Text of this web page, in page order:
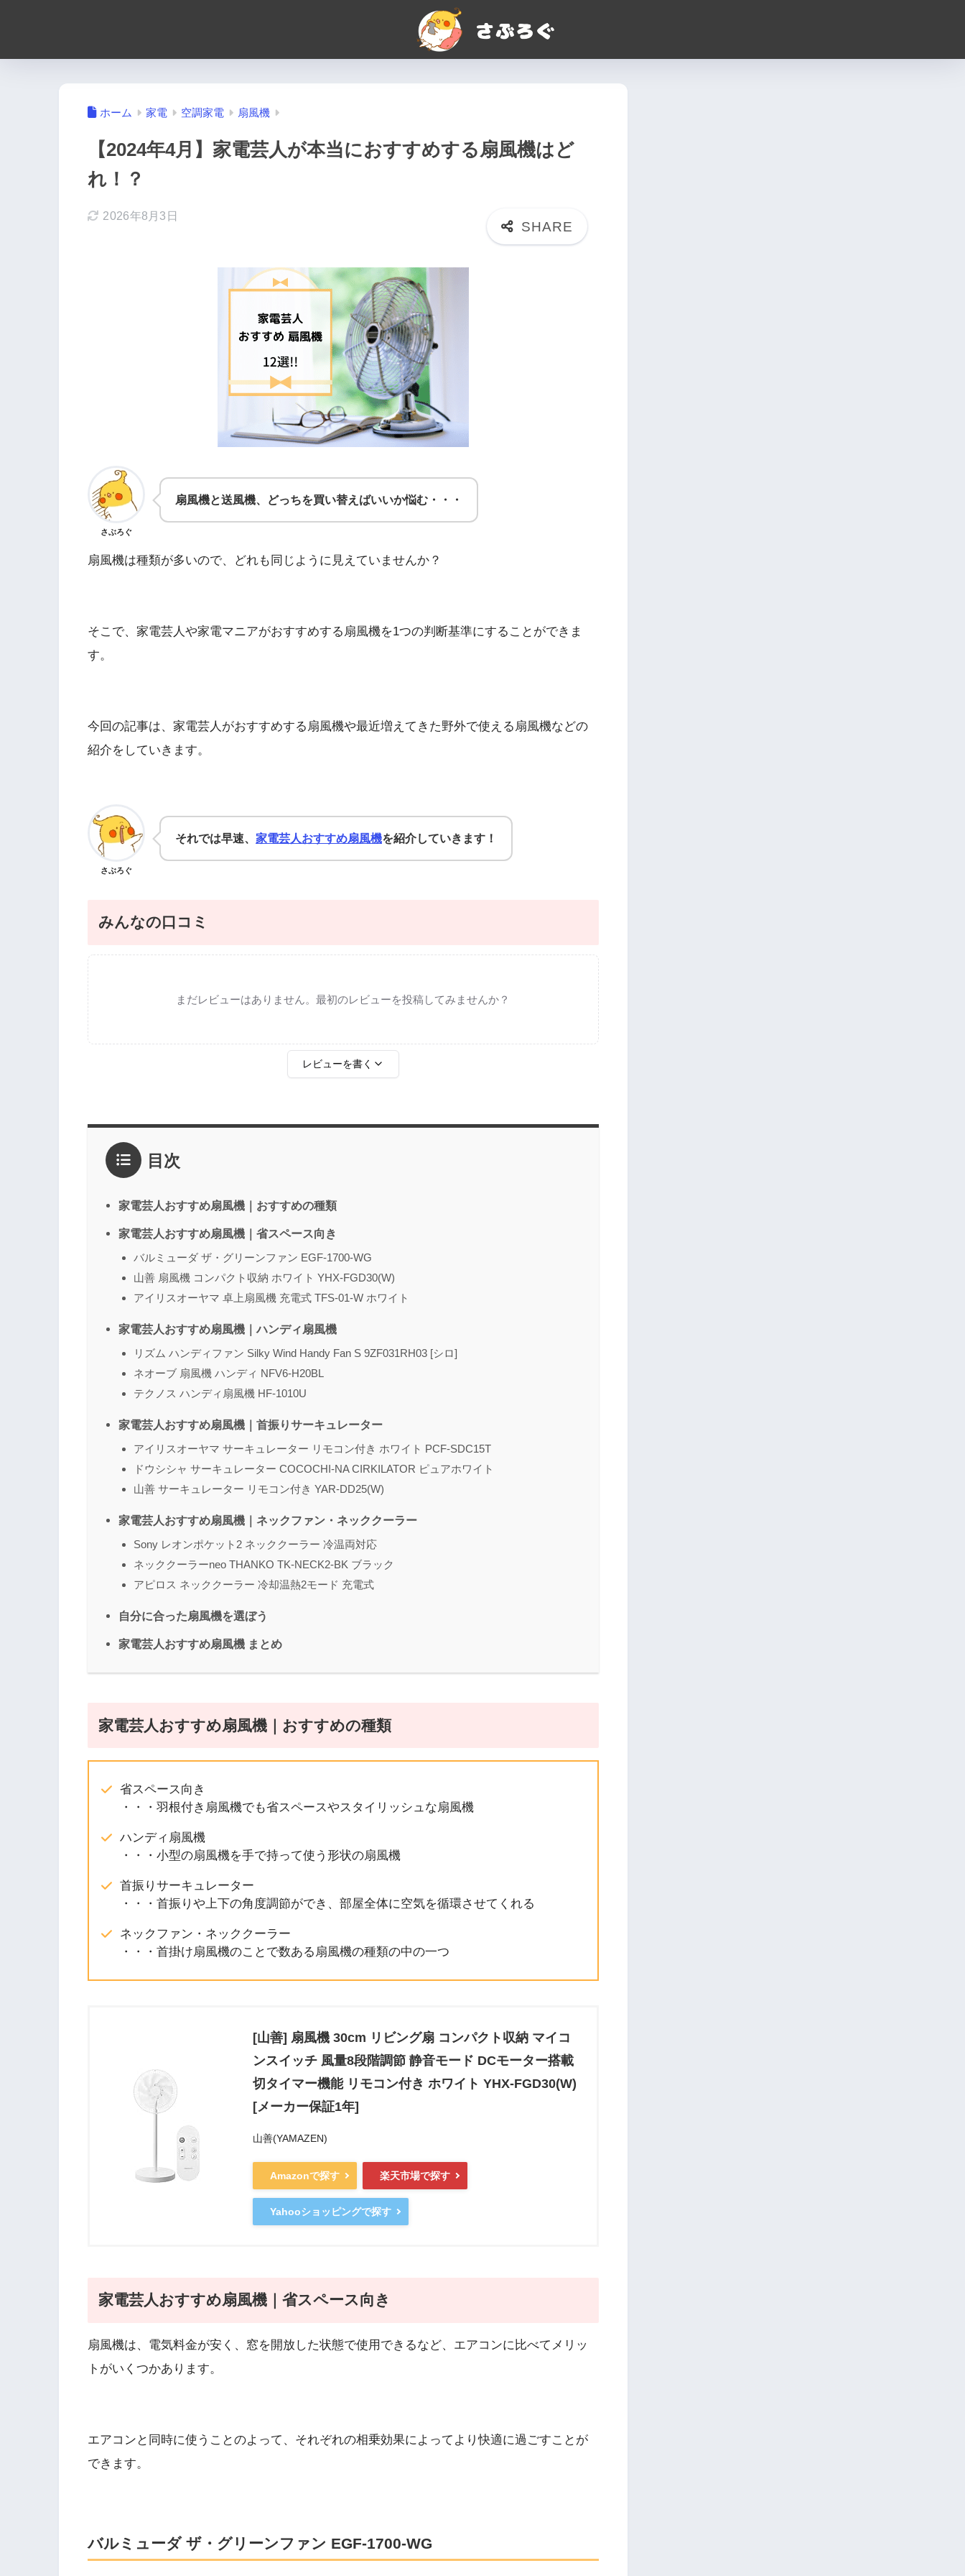
ホーム 家電 空調家電 扇風機
【2024年4月】家電芸人が本当におすすめする扇風機はど
れ！？
2026年8月3日
さぶろぐ
扇風機と送風機、どっちを買い替えばいいか悩む・・・
扇風機は種類が多いので、どれも同じように見えていませんか？
そこで、家電芸人や家電マニアがおすすめする扇風機を1つの判断基準にすることができま
す。
今回の記事は、家電芸人がおすすめする扇風機や最近増えてきた野外で使える扇風機などの
紹介をしていきます。
さぶろぐ
それでは早速、 家電芸人おすすめ扇風機を紹介していきます！
みんなの口コミ
まだレビューはありません。最初のレビューを投稿してみませんか？
レビューを書く
2点
1点
感想*
名前 （任意）
送信する
目次
家電芸人おすすめ扇風機｜おすすめの種類
家電芸人おすすめ扇風機｜省スペース向き
バルミューダ ザ・グリーンファン EGF-1700-WG
山善 扇風機 コンパクト収納 ホワイト YHX-FGD30(W)
アイリスオーヤマ 卓上扇風機 充電式 TFS-01-W ホワイト
家電芸人おすすめ扇風機｜ハンディ扇風機
リズム ハンディファン Silky Wind Handy Fan S 9ZF031RH03 [シロ]
ネオーブ 扇風機 ハンディ NFV6-H20BL
テクノス ハンディ扇風機 HF-1010U
家電芸人おすすめ扇風機｜首振りサーキュレーター
アイリスオーヤマ サーキュレーター リモコン付き ホワイト PCF-SDC15T
ドウシシャ サーキュレーター COCOCHI-NA CIRKILATOR ピュアホワイト
山善 サーキュレーター リモコン付き YAR-DD25(W)
家電芸人おすすめ扇風機｜ネックファン・ネッククーラー
Sony レオンポケット2 ネッククーラー 冷温両対応
ネッククーラーneo THANKO TK-NECK2-BK ブラック
アピロス ネッククーラー 冷却温熱2モード 充電式
自分に合った扇風機を選ぼう
家電芸人おすすめ扇風機 まとめ
家電芸人おすすめ扇風機｜おすすめの種類
省スペース向き
・・・羽根付き扇風機でも省スペースやスタイリッシュな扇風機
ハンディ扇風機
・・・小型の扇風機を手で持って使う形状の扇風機
首振りサーキュレーター
・・・首振りや上下の角度調節ができ、部屋全体に空気を循環させてくれる
ネックファン・ネッククーラー
・・・首掛け扇風機のことで数ある扇風機の種類の中の一つ
[山善] 扇風機 30cm リビング扇 コンパクト収納 マイコ
ンスイッチ 風量8段階調節 静音モード DCモーター搭載
切タイマー機能 リモコン付き ホワイト YHX-FGD30(W)
[メーカー保証1年]
山善(YAMAZEN)
Amazonで探す 楽天市場で探す
Yahooショッピングで探す
家電芸人おすすめ扇風機｜省スペース向き
扇風機は、電気料金が安く、窓を開放した状態で使用できるなど、エアコンに比べてメリッ
トがいくつかあります。
エアコンと同時に使うことのよって、それぞれの相乗効果によってより快適に過ごすことが
できます。
バルミューダ ザ・グリーンファン EGF-1700-WG